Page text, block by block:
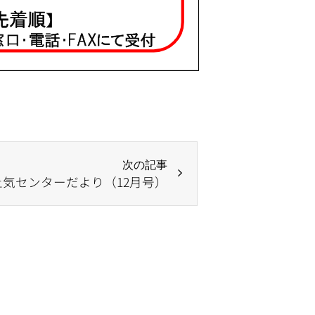
次の記事
センターだより（12月号）